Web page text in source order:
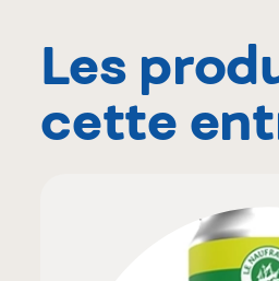
Les
cette